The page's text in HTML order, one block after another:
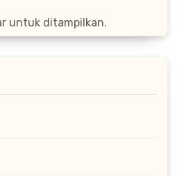
untuk ditampilkan.